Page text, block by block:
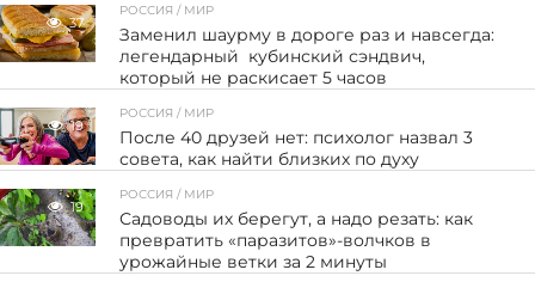
37
РОССИЯ / МИР
Заменил шаурму в дороге раз и навсегда:
легендарный кубинский сэндвич,
который не раскисает 5 часов
19
РОССИЯ / МИР
После 40 друзей нет: психолог назвал 3
совета, как найти близких по духу
19
РОССИЯ / МИР
Садоводы их берегут, а надо резать: как
превратить «паразитов»-волчков в
урожайные ветки за 2 минуты